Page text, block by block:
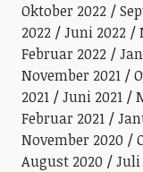
Oktober 2022
2022
Juni 2022
Februar 2022
November 2021
2021
Juni 2021
Februar 2021
November 2020
August 2020
Juli